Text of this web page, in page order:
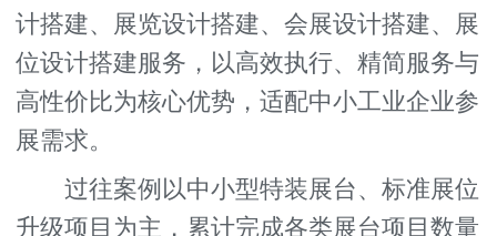
计搭建、展览设计搭建、会展设计搭建、展
位设计搭建服务，以高效执行、精简服务与
高性价比为核心优势，适配中小工业企业参
展需求。
过往案例以中小型特装展台、标准展位
升级项目为主，累计完成各类展台项目数量